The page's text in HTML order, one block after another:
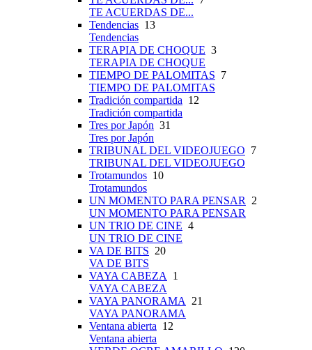
TE ACUERDAS DE...
Tendencias 13
Tendencias
TERAPIA DE CHOQUE 3
TERAPIA DE CHOQUE
TIEMPO DE PALOMITAS 7
TIEMPO DE PALOMITAS
Tradición compartida 12
Tradición compartida
Tres por Japón 31
Tres por Japón
TRIBUNAL DEL VIDEOJUEGO 7
TRIBUNAL DEL VIDEOJUEGO
Trotamundos 10
Trotamundos
UN MOMENTO PARA PENSAR
2
UN MOMENTO PARA PENSAR
UN TRIO DE CINE 4
UN TRIO DE CINE
VA DE BITS 20
VA DE BITS
VAYA CABEZA
1
VAYA CABEZA
VAYA PANORAMA
21
VAYA PANORAMA
Ventana abierta 12
Ventana abierta